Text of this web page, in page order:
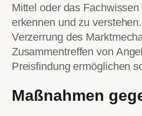
Mittel oder das
erkennen und zu
Verzerrung des
Zusammentreffen von
Preisfindung ermöglichen
Maßnahmen